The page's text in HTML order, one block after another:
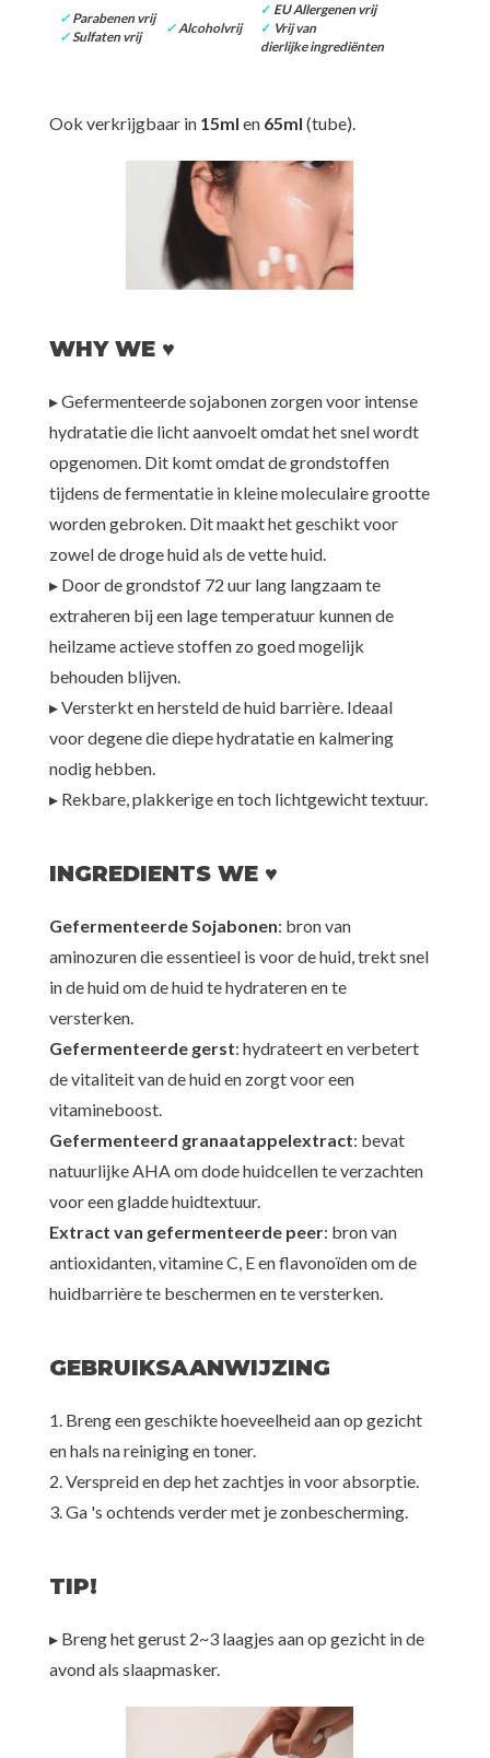
✓ Parabenen vrij
✓Sulfaten vrij
✓Alcoholvrij
✓ EU Allergenen vrij
✓ Vrij van
dierlijke ingrediënten
Ook verkrijgbaar in 15ml en 65ml (tube).
WHY WE ♥
▸ Gefermenteerde sojabonen zorgen voor intense
hydratatie die licht aanvoelt omdat het snel wordt
opgenomen. Dit komt omdat de grondstoffen
tijdens de fermentatie in kleine moleculaire grootte
worden gebroken. Dit maakt het geschikt voor
zowel de droge huid als de vette huid.
▸ Door de grondstof 72 uur lang langzaam te
extraheren bij een lage temperatuur kunnen de
heilzame actieve stoffen zo goed mogelijk
behouden blijven.
▸ Versterkt en hersteld de huid barrière. Ideaal
voor degene die diepe hydratatie en kalmering
nodig hebben.
▸ Rekbare, plakkerige en toch lichtgewicht textuur.
INGREDIENTS WE ♥
Gefermenteerde Sojabonen: bron van
aminozuren die essentieel is voor de huid, trekt snel
in de huid om de huid te hydrateren en te
versterken.
Gefermenteerde gerst: hydrateert en verbetert
de vitaliteit van de huid en zorgt voor een
vitamineboost.
Gefermenteerd granaatappelextract: bevat
natuurlijke AHA om dode huidcellen te verzachten
voor een gladde huidtextuur.
Extract van gefermenteerde peer: bron van
antioxidanten, vitamine C, E en flavonoïden om de
huidbarrière te beschermen en te versterken.
GEBRUIKSAANWIJZING
1. Breng een geschikte hoeveelheid aan op gezicht
en hals na reiniging en toner.
2. Verspreid en dep het zachtjes in voor absorptie.
3. Ga 's ochtends verder met je zonbescherming.
TIP!
▸ Breng het gerust 2~3 laagjes aan op gezicht in de
avond als slaapmasker.